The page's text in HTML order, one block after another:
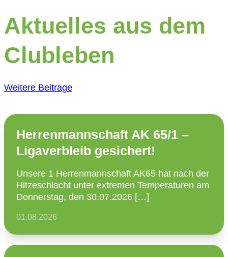
Aktuelles aus dem
Clubleben
Weitere Beitrage
Herrenmannschaft AK 65/1 –
Ligaverbleib gesichert!
Unsere 1 Herren­mann­schaft AK65 hat nach der
Hitze­schlacht unter extremen Tempe­ra­turen am
Donnerstag, den 30.07.2026 […]
01.08.2026